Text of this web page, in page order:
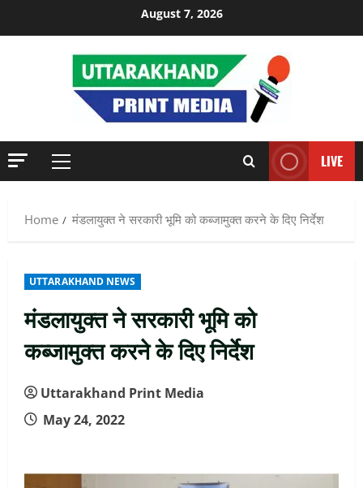
August 7, 2026
Primary
LIVE
Home मंडलायुक्त ने सरकारी भूमि को कब्जामुक्त करने के दिए निर्देश
UTTARAKHAND NEWS
मंडलायुक्त ने सरकारी भूमि को
कब्जामुक्त करने के दिए निर्देश
Uttarakhand Print Media
May 24, 2022